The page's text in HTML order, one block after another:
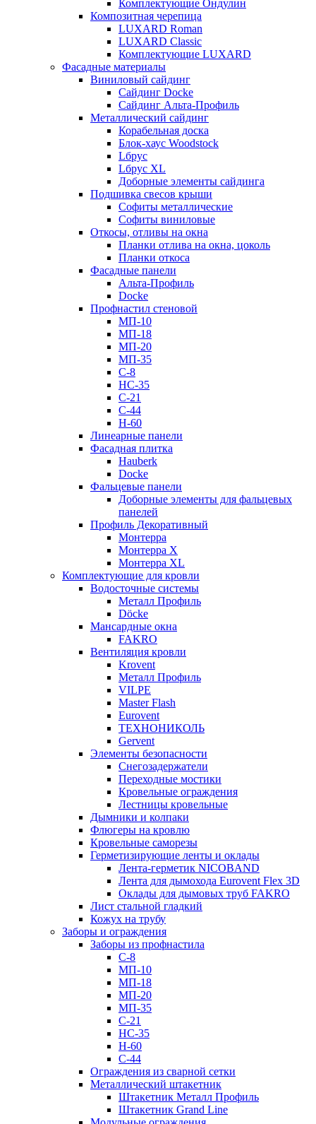
Комплектующие Ондулин
Композитная черепица
LUXARD Roman
LUXARD Classic
Комплектующие LUXARD
Фасадные материалы
Виниловый сайдинг
Сайдинг Docke
Сайдинг Альта-Профиль
Металлический сайдинг
Корабельная доска
Блок-хаус Woodstock
Lбрус
Lбрус XL
Доборные элементы сайдинга
Подшивка свесов крыши
Софиты металлические
Софиты виниловые
Откосы, отливы на окна
Планки отлива на окна, цоколь
Планки откоса
Фасадные панели
Альта-Профиль
Docke
Профнастил стеновой
МП-10
МП-18
МП-20
МП-35
С-8
НС-35
С-21
С-44
Н-60
Линеарные панели
Фасадная плитка
Hauberk
Docke
Фальцевые панели
Доборные элементы для фальцевых
панелей
Профиль Декоративный
Монтерра
Монтерра X
Монтерра XL
Комплектующие для кровли
Водосточные системы
Металл Профиль
Döcke
Мансардные окна
FAKRO
Вентиляция кровли
Krovent
Металл Профиль
VILPE
Master Flash
Eurovent
ТЕХНОНИКОЛЬ
Gervent
Элементы безопасности
Снегозадержатели
Переходные мостики
Кровельные ограждения
Лестницы кровельные
Дымники и колпаки
Флюгеры на кровлю
Кровельные саморезы
Герметизирующие ленты и оклады
Лента-герметик NICOBAND
Лента для дымохода Eurovent Flex 3D
Оклады для дымовых труб FAKRO
Лист стальной гладкий
Кожух на трубу
Заборы и ограждения
Заборы из профнастила
С-8
МП-10
МП-18
МП-20
МП-35
С-21
НС-35
Н-60
С-44
Ограждения из сварной сетки
Металлический штакетник
Штакетник Металл Профиль
Штакетник Grand Line